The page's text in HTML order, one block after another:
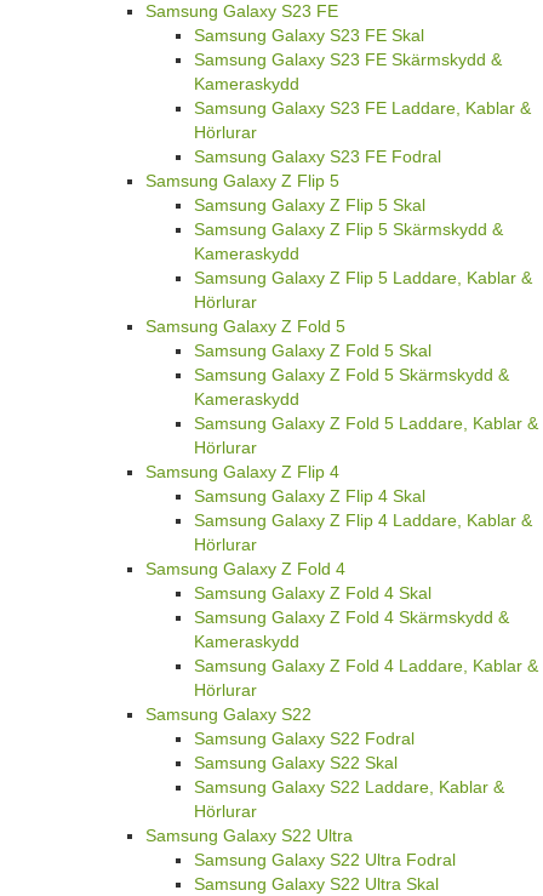
Samsung Galaxy S23 FE
Samsung Galaxy S23 FE Skal
Samsung Galaxy S23 FE Skärmskydd &
Kameraskydd
Samsung Galaxy S23 FE Laddare, Kablar &
Hörlurar
Samsung Galaxy S23 FE Fodral
Samsung Galaxy Z Flip 5
Samsung Galaxy Z Flip 5 Skal
Samsung Galaxy Z Flip 5 Skärmskydd &
Kameraskydd
Samsung Galaxy Z Flip 5 Laddare, Kablar &
Hörlurar
Samsung Galaxy Z Fold 5
Samsung Galaxy Z Fold 5 Skal
Samsung Galaxy Z Fold 5 Skärmskydd &
Kameraskydd
Samsung Galaxy Z Fold 5 Laddare, Kablar &
Hörlurar
Samsung Galaxy Z Flip 4
Samsung Galaxy Z Flip 4 Skal
Samsung Galaxy Z Flip 4 Laddare, Kablar &
Hörlurar
Samsung Galaxy Z Fold 4
Samsung Galaxy Z Fold 4 Skal
Samsung Galaxy Z Fold 4 Skärmskydd &
Kameraskydd
Samsung Galaxy Z Fold 4 Laddare, Kablar &
Hörlurar
Samsung Galaxy S22
Samsung Galaxy S22 Fodral
Samsung Galaxy S22 Skal
Samsung Galaxy S22 Laddare, Kablar &
Hörlurar
Samsung Galaxy S22 Ultra
Samsung Galaxy S22 Ultra Fodral
Samsung Galaxy S22 Ultra Skal